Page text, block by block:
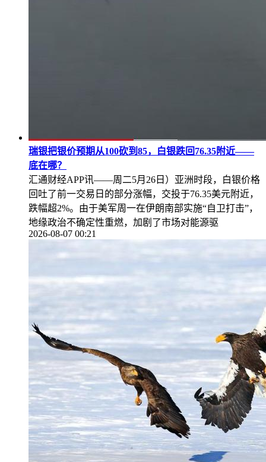
瑞银把银价预期从100砍到85，白银跌回76.35附近——
底在哪？
汇通财经APP讯——周二5月26日）亚洲时段，白银价格
回吐了前一交易日的部分涨幅，交投于76.35美元附近，
跌幅超2%。由于美军周一在伊朗南部实施“自卫打击”，
地缘政治不确定性重燃，加剧了市场对能源驱
2026-08-07 00:21